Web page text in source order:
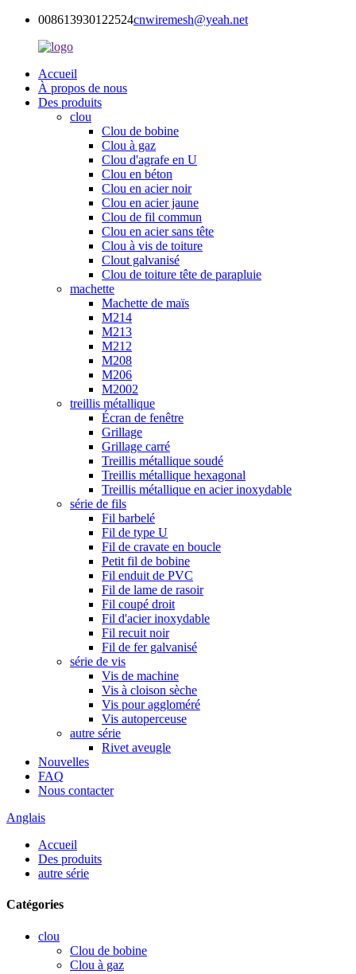
008613930122524cnwiremesh@yeah.net
Accueil
À propos de nous
Des produits
clou
Clou de bobine
Clou à gaz
Clou d'agrafe en U
Clou en béton
Clou en acier noir
Clou en acier jaune
Clou de fil commun
Clou en acier sans tête
Clou à vis de toiture
Clout galvanisé
Clou de toiture tête de parapluie
machette
Machette de maïs
M214
M213
M212
M208
M206
M2002
treillis métallique
Écran de fenêtre
Grillage
Grillage carré
Treillis métallique soudé
Treillis métallique hexagonal
Treillis métallique en acier inoxydable
série de fils
Fil barbelé
Fil de type U
Fil de cravate en boucle
Petit fil de bobine
Fil enduit de PVC
Fil de lame de rasoir
Fil coupé droit
Fil d'acier inoxydable
Fil recuit noir
Fil de fer galvanisé
série de vis
Vis de machine
Vis à cloison sèche
Vis pour aggloméré
Vis autoperceuse
autre série
Rivet aveugle
Nouvelles
FAQ
Nous contacter
Anglais
Accueil
Des produits
autre série
Catégories
clou
Clou de bobine
Clou à gaz